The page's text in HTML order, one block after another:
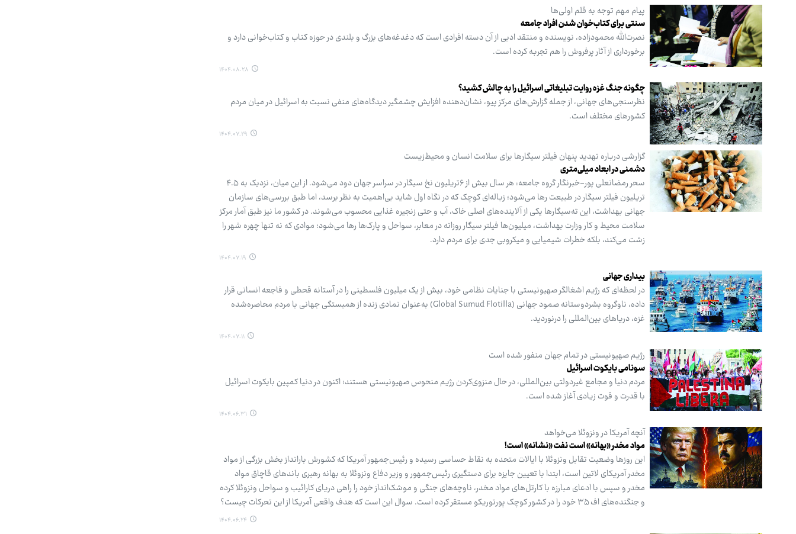
پیام مهم توجه به قلم اولی‌ها
سنتی برای کتاب‌خوان شدن افراد جامعه
نصرت‌الله محمودزاده، نویسنده و منتقد ادبی از آن دسته افرادی است که دغدغه‌های بزرگ و بلندی در حوزه کتاب و کتاب‌خوانی دارد و
برخورداری از آثار پرفروش را هم تجربه کرده است.
۱۴۰۴.۰۸.۲۸
چگونه جنگ غزه روایت تبلیغاتی اسرائیل را به چالش کشید؟
نظرسنجی‌های جهانی، از جمله گزارش‌های مرکز پیو، نشان‌دهنده افزایش چشمگیر دیدگاه‌های منفی نسبت به اسرائیل در میان مردم
کشورهای مختلف است.
۱۴۰۴.۰۷.۲۹
گزارشی درباره تهدید پنهان فیلتر سیگارها برای سلامت انسان و محیط‌زیست
دشمنی در ابعاد میلی‌متری
سحر رمضانعلی پور-خبرنگار گروه جامعه: هر سال بیش از ۶تریلیون نخ سیگار در سراسر جهان دود می‌شود. از این میان، نزدیک به ۴.۵
تریلیون فیلتر سیگار در طبیعت رها می‌شود؛ زباله‌ای کوچک که در نگاه اول شاید بی‌اهمیت به نظر برسد، اما طبق بررسی‌های سازمان
جهانی بهداشت، این ته‌سیگارها یکی از آلاینده‌های اصلی خاک، آب و حتی زنجیره غذایی محسوب می‌شوند. در کشور ما نیز طبق آمار مرکز
سلامت محیط و کار وزارت بهداشت، میلیون‌ها فیلتر ‌سیگار روزانه در معابر، سواحل و پارک‌ها رها می‌شود؛ موادی که نه تنها چهره شهر را
زشت می‌کند، بلکه خطرات شیمیایی و میکروبی جدی برای مردم دارد.
۱۴۰۴.۰۷.۱۹
بیداری جهانی
در لحظه‌ای که رژیم اشغالگر صهیونیستی با جنایات نظامی خود، بیش از یک میلیون فلسطینی را در آستانه قحطی و فاجعه انسانی قرار
داده، ناوگروه بشردوستانه صمود جهانی (Global Sumud Flotilla) به‌عنوان نمادی زنده از همبستگی جهانی با مردم محاصره‌شده
غزه، دریاهای بین‌المللی را درنوردید.
۱۴۰۴.۰۷.۱۱
رژیم صهیونیستی در تمام جهان منفور شده است
سونامی بایکوت اسرائیل
مردم دنیا و مجامع غیردولتی بین‌المللی، در حال منزوی‌کردن رژیم منحوس صهیونیستی هستند؛ اکنون در دنیا کمپین بایکوت اسرائیل
با قدرت و قوت زیادی آغاز شده است.
۱۴۰۴.۰۶.۳۱
آنچه آمریکا در ونزوئلا می‌خواهد
مواد مخدر «بهانه» است نفت «نشانه» است!
این روزها وضعیت تقابل ونزوئلا با ایالات متحده به نقاط حساسی رسیده و رئیس‌جمهور آمریکا که کشورش بارانداز بخش بزرگی از مواد
مخدر آمریکای لاتین است، ابتدا با تعیین جایزه برای دستگیری رئیس‌جمهور و وزیر دفاع ونزوئلا به بهانه رهبری باندهای قاچاق مواد
مخدر و سپس با ادعای مبارزه با کارتل‌های مواد مخدر، ناوچه‌های جنگی و موشک‌انداز خود را راهی دریای کارائیب و سواحل ونزوئلا کرده
و جنگنده‌های اف ۳۵ خود را در کشور کوچک پورتوریکو مستقر کرده است. سوال این است که هدف واقعی آمریکا از این تحرکات چیست؟
۱۴۰۴.۰۶.۲۴